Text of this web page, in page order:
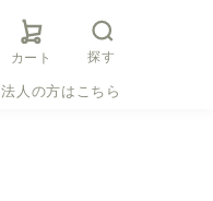
カート 探す
法人の方はこちら